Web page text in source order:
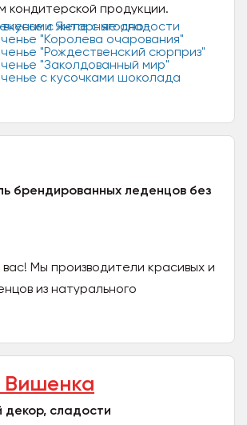
кондитерской продукции.
на сегодняшней день
30 видов...
брендированных леденцов без
Мы производители красивых и
из натурального
Вишенка
декор, сладости